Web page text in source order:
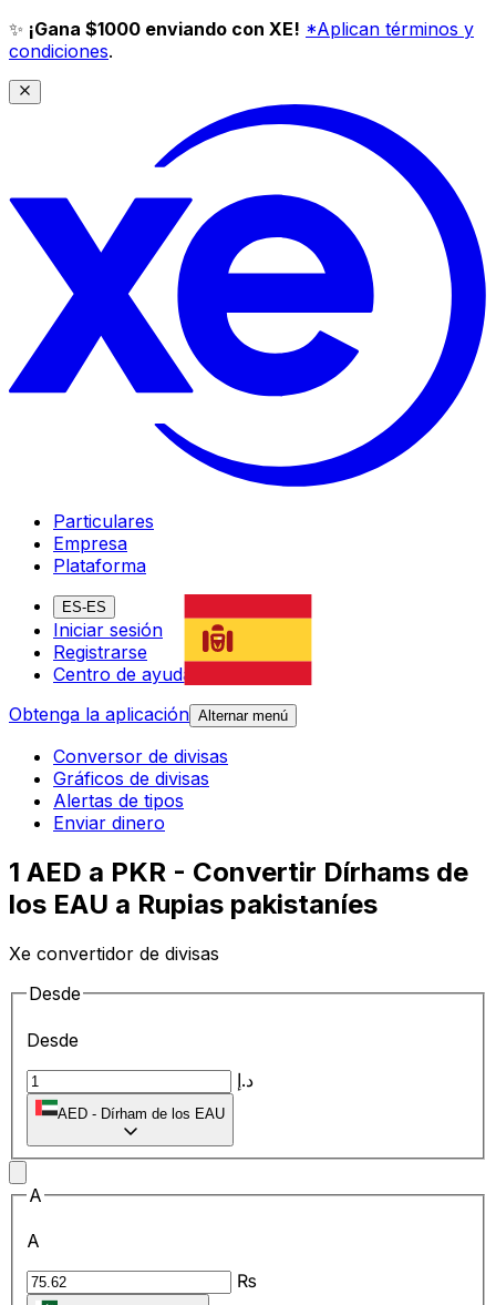
✨ ¡Gana $1000 enviando con XE! *Aplican términos y
condiciones.
Particulares
Empresa
Plataforma
ES-ES
Iniciar sesión
Registrarse
Centro de ayuda
Obtenga la aplicación Alternar menú
Conversor de divisas
Gráficos de divisas
Alertas de tipos
Enviar dinero
1 AED a PKR - Convertir Dírhams de
los EAU a Rupias pakistaníes
Xe convertidor de divisas
Desde
Desde
د.إ
AED - Dírham de los EAU
A
A
₨